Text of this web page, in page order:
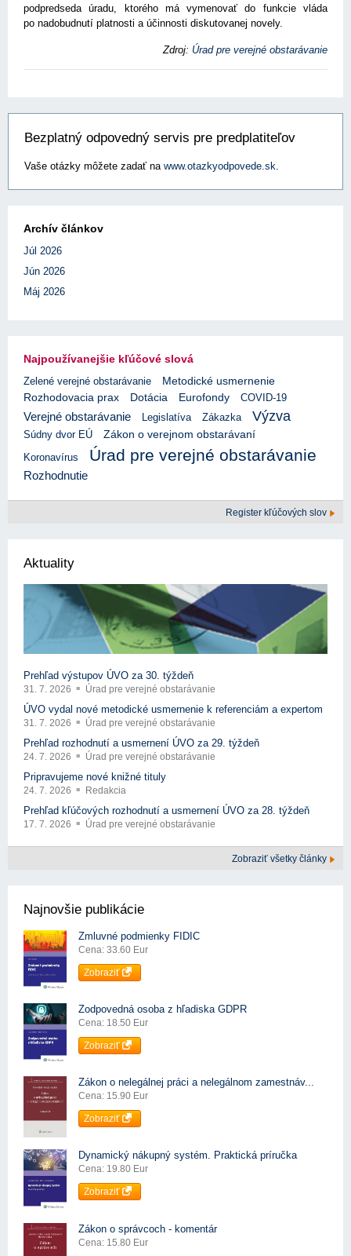
podpredseda úradu, ktorého má vymenovať do funkcie vláda
po nadobudnutí platnosti a účinnosti diskutovanej novely.
Zdroj: Úrad pre verejné obstarávanie
Bezplatný odpovedný servis pre predplatiteľov
Vaše otázky môžete zadať na www.otazkyodpovede.sk
Archív článkov
Júl 2026
Jún 2026
Máj 2026
Najpoužívanejšie kľúčové slová
Zelené verejné obstarávanie Metodické usmernenie
Rozhodovacia prax Dotácia Eurofondy COVID-19
Verejné obstarávanie Legislatíva Zákazka Výzva
Súdny dvor EÚ
Zákon o verejnom obstarávaní
Koronavírus
Úrad pre verejné obstarávanie
Rozhodnutie
Register kľúčových slov
Aktuality
Prehľad výstupov ÚVO za 30. týždeň
31. 7. 2026 Úrad pre verejné obstarávanie
ÚVO vydal nové metodické usmernenie k referenciám a expertom
31. 7. 2026 Úrad pre verejné obstarávanie
Prehľad rozhodnutí a usmernení ÚVO za 29. týždeň
24. 7. 2026 Úrad pre verejné obstarávanie
Pripravujeme nové knižné tituly
24. 7. 2026 Redakcia
Prehľad kľúčových rozhodnutí a usmernení ÚVO za 28. týždeň
17. 7. 2026 Úrad pre verejné obstarávanie
Zobraziť všetky články
Najnovšie publikácie
Zmluvné podmienky FIDIC
Cena: 33.60 Eur
Zobraziť
Zodpovedná osoba z hľadiska GDPR
Cena: 18.50 Eur
Zobraziť
Zákon o nelegálnej práci a nelegálnom zamestnáv...
Cena: 15.90 Eur
Zobraziť
Dynamický nákupný systém. Praktická príručka
Cena: 19.80 Eur
Zobraziť
Zákon o správcoch - komentár
Cena: 15.80 Eur